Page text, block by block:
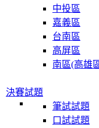
中投區
嘉義區
台南區
高屏區
南區(高雄
決賽試題
筆試試題
口試試題